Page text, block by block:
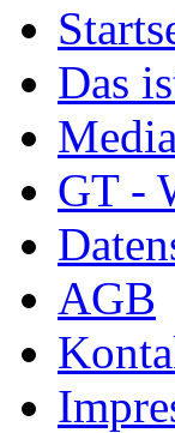
Das
GT -
AGB